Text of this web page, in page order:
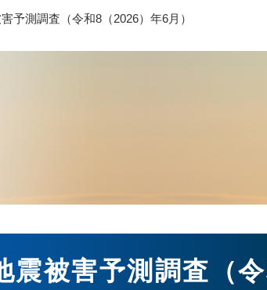
予測調査（令和8（2026）年6月）
震被害予測調査（